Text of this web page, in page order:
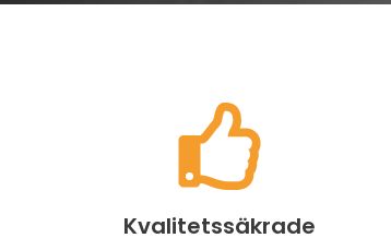
Kvalitetssäkrade